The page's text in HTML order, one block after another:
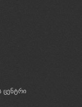
ცენტრი